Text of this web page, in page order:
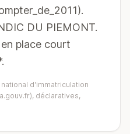
DU PIEMONT.
place court
d'immatriculation
déclaratives,